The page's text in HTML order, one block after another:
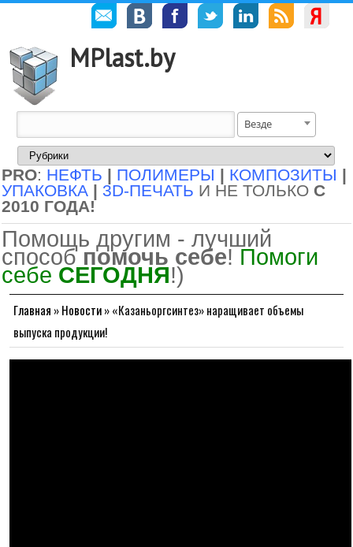
MPlast.by
Везде
PRO: НЕФТЬ | ПОЛИМЕРЫ | КОМПОЗИТЫ |
УПАКОВКА | 3D-ПЕЧАТЬ И НЕ ТОЛЬКО С
2010 ГОДА!
Помощь другим - лучший
способ помочь себе! Помоги
себе СЕГОДНЯ!)
Главная »Новости»«Казаньоргсинтез» наращивает объемы
выпуска продукции!